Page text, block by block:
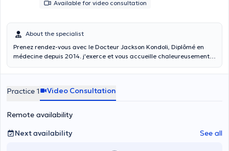
Available for video consultation
About the specialist
Prenez rendez-vous avec le Docteur Jackson Kondoli, Diplômé en
médecine depuis 2014. j'exerce et vous accueille chaleureusement
1090 Jette et je réalise aussi des consultations vidéos. +32 46 64 61
Practice 1 Video Consultation
Remote availability
Next availability
See all